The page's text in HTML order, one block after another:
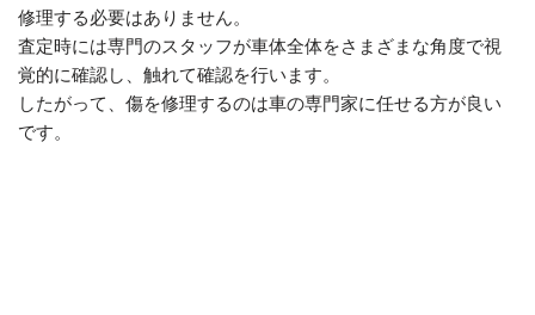
修理する必要はありません。
査定時には専門のスタッフが車体全体をさまざまな角度で視
覚的に確認し、触れて確認を行います。
したがって、傷を修理するのは車の専門家に任せる方が良い
です。